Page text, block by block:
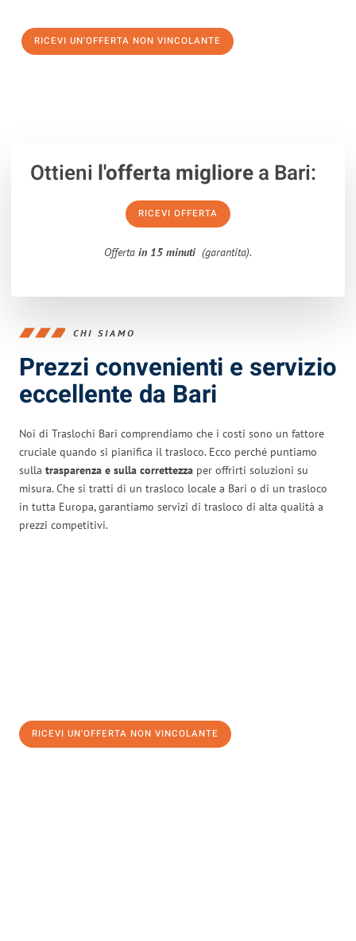
RICEVI UN'OFFERTA NON VINCOLANTE
Ottieni l'offerta migliorea Bari:
RICEVI OFFERTA
Offerta in 15 minuti (garantita).
CHI SIAMO
Prezzi convenienti e servizio
eccellente da Bari
Noi di Traslochi Bari comprendiamo che i costi sono un fattore
cruciale quando si pianifica il trasloco. Ecco perché puntiamo
sulla trasparenza e sulla correttezza per offrirti soluzioni su
misura. Che si tratti di un trasloco locale a Bari o di un trasloco
in tutta Europa, garantiamo servizi di trasloco di alta qualità a
prezzi competitivi.
RICEVI UN'OFFERTA NON VINCOLANTE